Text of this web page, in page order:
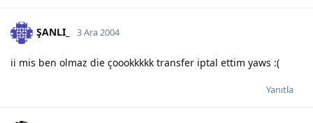
ŞANLI_ 3 Ara 2004
ii mis ben olmaz die çoookkkkk transfer iptal ettim yaws :(
Yanıtla